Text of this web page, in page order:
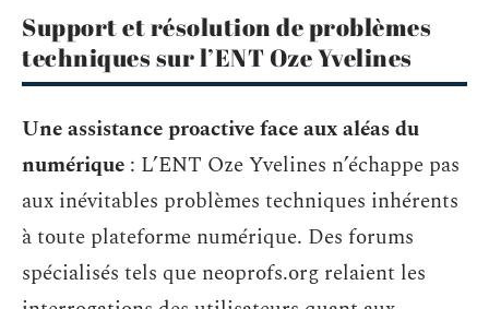
Support et résolution de problèmes
techniques sur l’ENT Oze Yvelines
Une assistance proactive face aux aléas du
numérique : L’ENT Oze Yvelines n’échappe pas
aux inévitables problèmes techniques inhérents
à toute plateforme numérique. Des forums
spécialisés tels que neoprofs.org relaient les